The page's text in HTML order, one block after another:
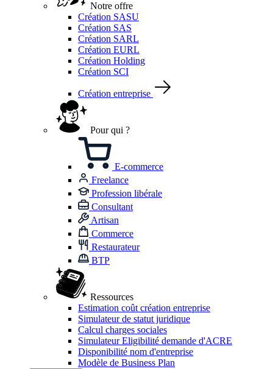
Notre offre
Création SASU
Création SAS
Création SARL
Création EURL
Création Holding
Création SCI
Création entreprise
Pour qui ?
E-commerce
Freelance
Profession libérale
Consultant
Artisan
Commerce
Restaurateur
BTP
Ressources
Estimation coût création entreprise
Simulateur de statut juridique
Calcul charges sociales
Simulateur Eligibilité demande d'ACRE
Disponibilité nom d'entreprise
Modèle de Business Plan